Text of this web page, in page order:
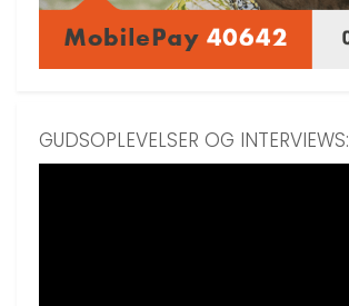
GUDSOPLEVELSER OG INTERVIEWS: